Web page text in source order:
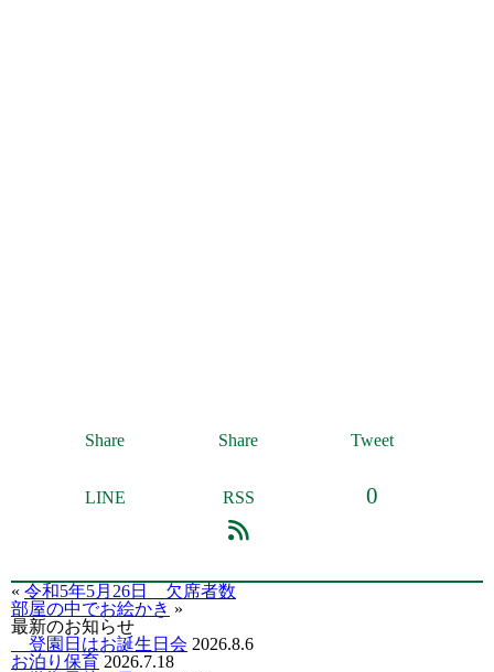
Share Share Tweet
LINE RSS 0
« 令和5年5月26日 欠席者数
部屋の中でお絵かき »
最新のお知らせ
登園日はお誕生日会 2026.8.6
お泊り保育 2026.7.18